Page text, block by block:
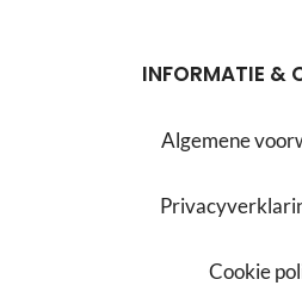
INFORMATIE &
Algemene
Cookie